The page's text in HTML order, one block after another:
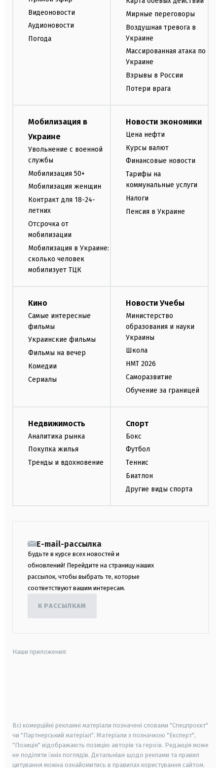
Видеоновости
Аудионовости
Погода
Мирные переговоры
Воздушная тревога в
Украине
Массированная атака по
Украине
Взрывы в России
Потери врага
Мобилизация в
Украине
Увольнение с военной
службы
Мобилизация 50+
Мобилизация женщин
Контракт для 18-24-
летних
Отсрочка от
мобилизации
Мобилизация в Украине:
сколько человек
мобилизует ТЦК
Новости экономики
Цена нефти
Курсы валют
Финансовые новости
Тарифы на
коммунальные услуги
Налоги
Пенсия в Украине
Кино
Самые интересные
фильмы
Украинские фильмы
Фильмы на вечер
Комедии
Сериалы
Новости Учебы
Министерство
образования и науки
Украины
Школа
НМТ 2026
Саморазвитие
Обучение за границей
Недвижимость
Аналитика рынка
Покупка жилья
Тренды и вдохновение
Спорт
Бокс
Футбол
Теннис
Биатлон
Другие виды спорта
E-mail-рассылка
Будьте в курсе всех новостей и
обновлений! Перейдите на страницу наших
рассылок, чтобы выбрать те, которые
соответствуют вашим интересам.
К РАССЫЛКАМ
Наши приложения:
Всі комерційні рекламні матеріали позначені словами "Спецпроєкт"
чи "Партнерський матеріал". Матеріали з позначкою "Експерт",
"Позиція" відображають позицію авторів та героїв. Редакція може
не поділяти їхніх поглядів. Детальніше щодо реклами та правил
цитування можна ознайомитись в правилах користування сайтом.